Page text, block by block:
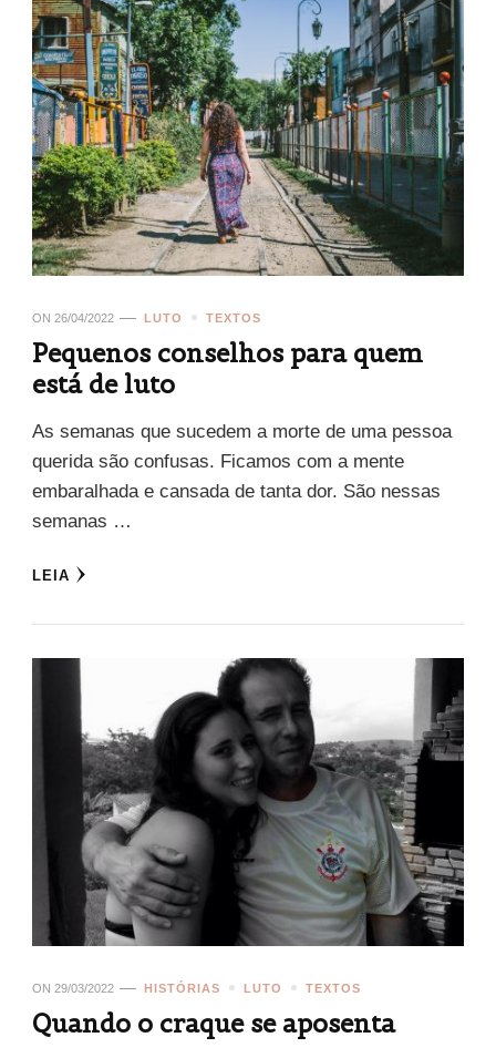
ON 26/04/2022 LUTO TEXTOS
Pequenos conselhos para quem
está de luto
As semanas que sucedem a morte de uma pessoa
querida são confusas. Ficamos com a mente
embaralhada e cansada de tanta dor. São nessas
semanas …
LEIA
ON 29/03/2022 HISTÓRIAS LUTO TEXTOS
Quando o craque se aposenta